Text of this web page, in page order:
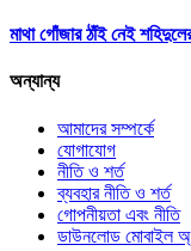
মাথা গোঁজার ঠাঁই নেই
অন্যান্য
আমাদের সম্পর্কে
যোগাযোগ
নীতি ও শর্ত
ব্যবহার নীতি ও শর্ত
গোপনীয়তা এবং নীতি
ডাউনলোড মোবাইল